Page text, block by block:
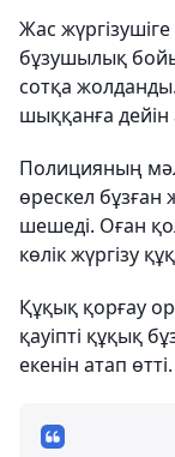
Жас
бұзушылық
сотқа
шыққанға
Полицияның
өрескел бұзған
шешеді. Оған
көлік жүргізу
Құқық қорғау
қауіпті құқық
екенін атап өтті.